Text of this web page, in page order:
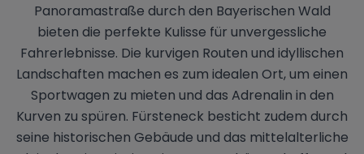
Panoramastraße durch den Bayerischen Wald
bieten die perfekte Kulisse für unvergessliche
Fahrerlebnisse. Die kurvigen Routen und idyllischen
Landschaften machen es zum idealen Ort, um einen
Sportwagen zu mieten und das Adrenalin in den
Kurven zu spüren. Fürsteneck besticht zudem durch
seine historischen Gebäude und das mittelalterliche